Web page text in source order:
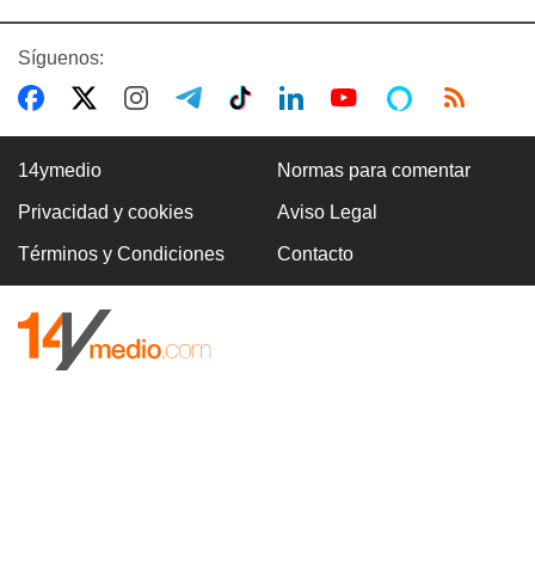
Síguenos:
14ymedio Normas para comentar
Privacidad y cookies Aviso Legal
Términos y Condiciones Contacto